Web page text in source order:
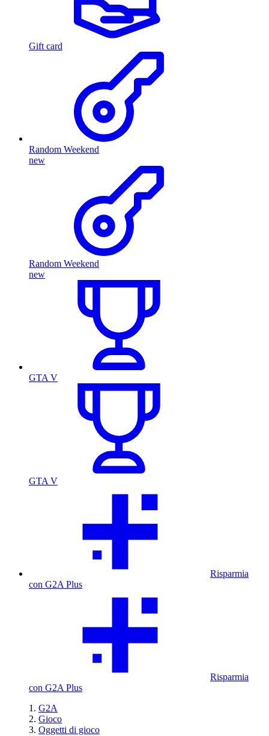
Gift card
Random Weekend
new
Random Weekend
new
GTA V
GTA V
Risparmia
con G2A Plus
Risparmia
con G2A Plus
G2A
Gioco
Oggetti di gioco